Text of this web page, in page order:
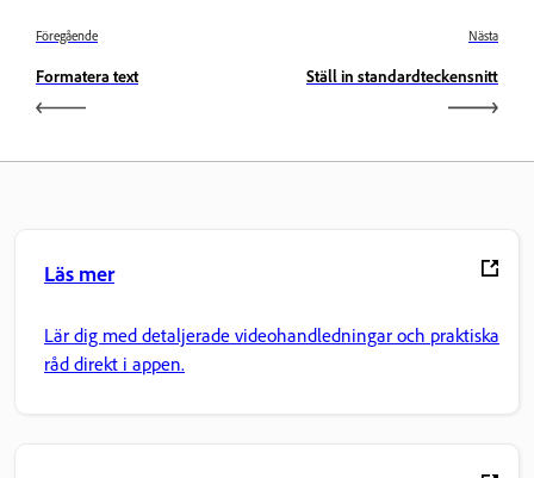
Föregående
Formatera text
Nästa
Ställ in standardteckensnitt
Läs mer
Lär dig med detaljerade videohandledningar och praktiska
råd direkt i appen.